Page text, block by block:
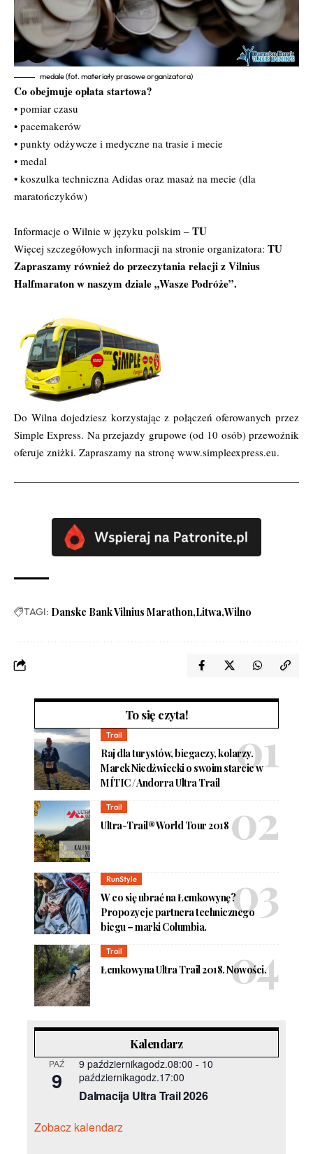
medale (fot. materiały prasowe organizatora)
Co obejmuje opłata startowa?
• pomiar czasu
• pacemakerów
• punkty odżywcze i medyczne na trasie i mecie
• medal
• koszulka techniczna Adidas oraz masaż na mecie (dla
maratończyków)
Informacje o Wilnie w języku polskim – TU
Więcej szczegółowych informacji na stronie organizatora: TU
Zapraszamy również do przeczytania relacji z Vilnius
Halfmaraton w naszym dziale„Wasze Podróże”.
Do Wilna dojedziesz korzystając z połączeń oferowanych przez
Simple Express. Na przejazdy grupowe (od 10 osób) przewoźnik
oferuje zniżki. Zapraszamy na stronę www.simpleexpress.eu.
TAGI: Danske Bank Vilnius Marathon Litwa Wilno
To się czyta!
Trail
Raj dla turystów, biegaczy, kolarzy.
Marek Niedźwiecki o swoim starcie w
MÍTIC / Andorra Ultra Trail
Trail
Ultra-Trail® World Tour 2018
RunStyle
W co się ubrać na Łemkowynę?
Propozycje partnera technicznego
biegu – marki Columbia.
Trail
Łemkowyna Ultra Trail 2018. Nowości.
Kalendarz
PAŹ
9
9 październikagodz.08:00 - 10
październikagodz.17:00
Dalmacija Ultra Trail 2026
Zobacz kalendarz